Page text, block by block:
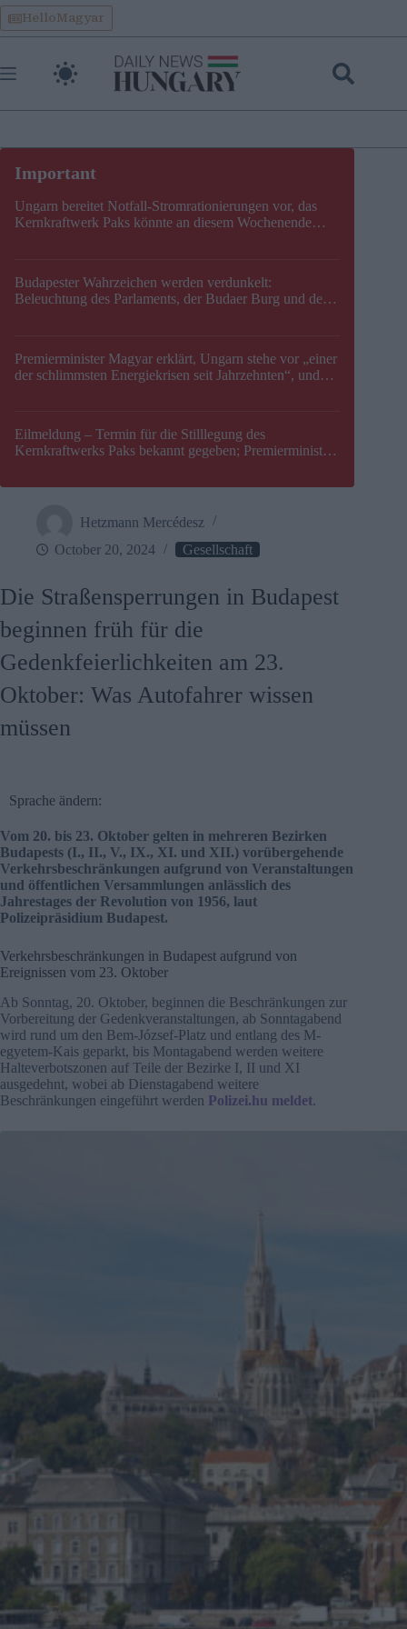
Skip
to
content
HelloMagyar
Ungarn bereitet Notfall-Stromrationierungen vor, das
Kernkraftwerk Paks könnte an diesem Wochenende
Budapester Wahrzeichen werden verdunkelt:
Beleuchtung des Parlaments, der Budaer Burg und der
Premierminister Magyar erklärt, Ungarn stehe vor „einer
der schlimmsten Energiekrisen seit Jahrzehnten“, und
Eilmeldung – Termin für die Stilllegung des
Kernkraftwerks Paks bekannt gegeben; Premierminister
Hetzmann Mercédesz
October 20, 2024
Gesellschaft
Die Straßensperrungen in Budapest
beginnen früh für die
Gedenkfeierlichkeiten am 23.
Oktober: Was Autofahrer wissen
müssen
Sprache ändern:
Vom 20. bis 23. Oktober gelten in mehreren Bezirken
Budapests (I., II., V., IX., XI. und XII.) vorübergehende
Verkehrsbeschränkungen aufgrund von Veranstaltungen
und öffentlichen Versammlungen anlässlich des
Jahrestages der Revolution von 1956, laut
Polizeipräsidium Budapest.
Verkehrsbeschränkungen in Budapest aufgrund von
Ereignissen vom 23. Oktober
Ab Sonntag, 20. Oktober, beginnen die Beschränkungen zur
Vorbereitung der Gedenkveranstaltungen, ab Sonntagabend
wird rund um den Bem-József-Platz und entlang des M-
egyetem-Kais geparkt, bis Montagabend werden weitere
Halteverbotszonen auf Teile der Bezirke I, II und XI
ausgedehnt, wobei ab Dienstagabend weitere
Beschränkungen eingeführt werden Polizei.hu meldet.